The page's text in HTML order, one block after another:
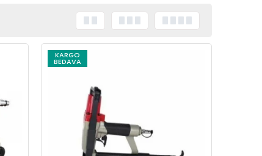
KARGO
BEDAVA